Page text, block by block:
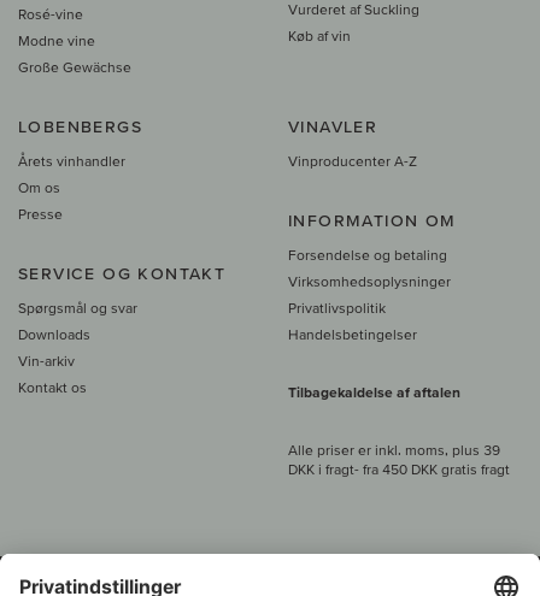
Rosé-vine
Modne vine
Große Gewächse
Vurderet af Suckling
Køb af vin
LOBENBERGS
Årets vinhandler
Om os
Presse
SERVICE OG KONTAKT
Spørgsmål og svar
Downloads
Vin-arkiv
Kontakt os
VINAVLER
Vinproducenter A-Z
INFORMATION OM
Forsendelse og betaling
Virksomhedsoplysninger
Privatlivspolitik
Handelsbetingelser
Tilbagekaldelse af aftalen
Alle priser er inkl. moms, plus 39
DKK i fragt- fra 450 DKK gratis fragt